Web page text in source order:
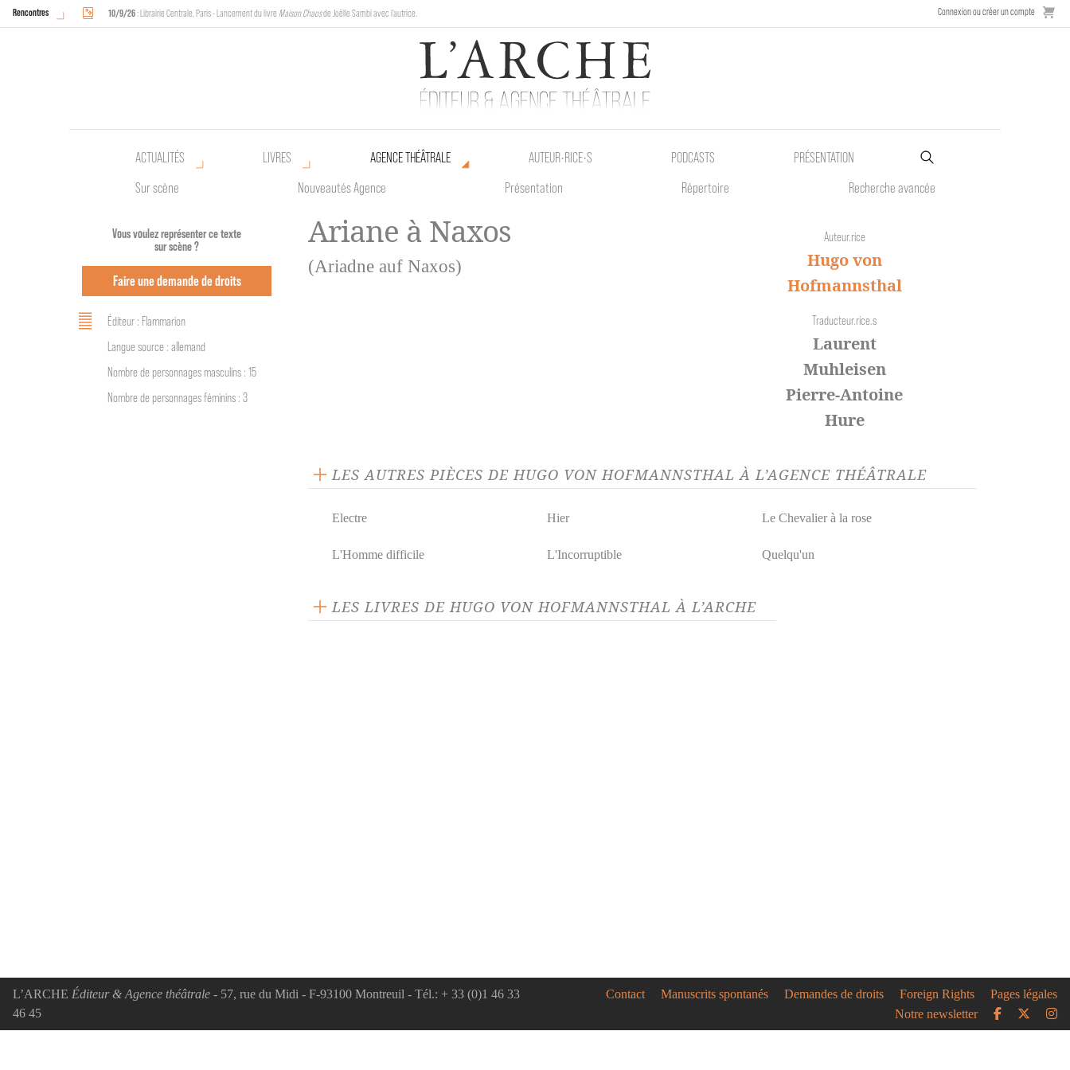
Rencontres 10/9/26: Librairie Centrale, Paris - Lancement du livre Maison Chaosde Joëlle Sambi avec l'autrice.
: Halles de Schaerbeek, Bruxelles - L'Arche sera présente au Poetik Bazar tout le weekend !
Connexion ou créer un compte
ACTUALITÉS LIVRES
AGENCE THÉÂTRALE
Sur scène
Nouveautés Agence Présentation Répertoire Recherche avancée
AUTEUR•RICE•S PODCASTS PRÉSENTATION
Vous voulez représenter ce texte
sur scène ?
Faire une demande de droits
Éditeur : Flammarion
Langue source : allemand
Nombre de personnages masculins : 15
Nombre de personnages féminins : 3
Ariane à Naxos
(Ariadne auf Naxos)
Auteur.rice
Hugo von
Hofmannsthal
Traducteur.rice.s
Laurent
Muhleisen
Pierre-Antoine
Hure
LES AUTRES PIÈCES DE HUGO VON HOFMANNSTHAL À L’AGENCE THÉÂTRALE
Electre Hier Le Chevalier à la rose
L'Homme difficile L'Incorruptible Quelqu'un
LES LIVRES DE HUGO VON HOFMANNSTHAL À L’ARCHE
L’ARCHE Éditeur & Agence théâtrale - 57, rue du Midi - F-93100 Montreuil - Tél.: + 33 (0)1 46 33
46 45
Contact Manuscrits spontanés Demandes de droits Foreign Rights
Pages légales
Notre newsletter